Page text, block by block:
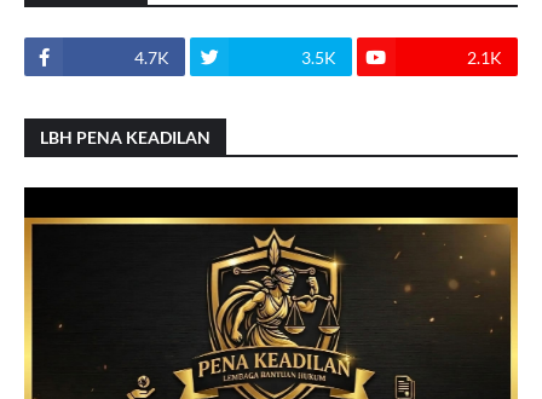
4.7K 3.5K 2.1K
LBH PENA KEADILAN